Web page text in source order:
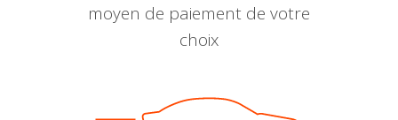
moyen de paiement de votre
choix